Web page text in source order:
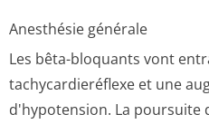
Anesthésie générale
Les bêta-bloquants vont
tachycardieréflexe et une
d'hypotension. La